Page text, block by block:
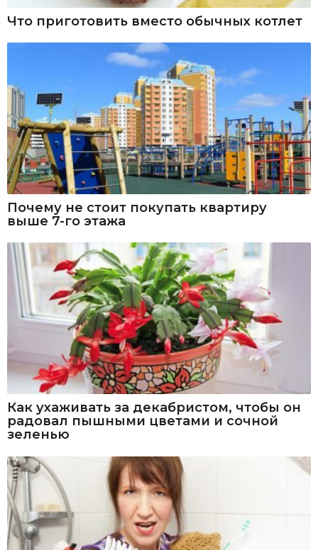
Что приготовить вместо обычных котлет
Почему не стоит покупать квартиру
выше 7-го этажа
Как ухаживать за декабристом, чтобы он
радовал пышными цветами и сочной
зеленью